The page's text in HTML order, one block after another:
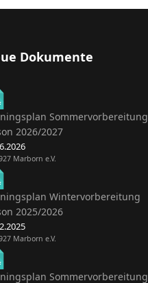
Dokumente
Sommervorbereitung
2026/2027
Marborn e.V.
Wintervorbereitung
2025/2026
Marborn e.V.
Sommervorbereitung